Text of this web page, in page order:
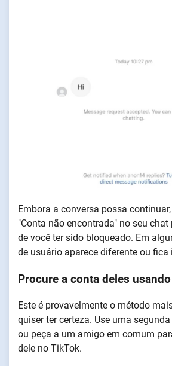
Embora a conversa possa
"Conta não encontrada" no seu
de você ter sido bloqueado. Em
de usuário aparece diferente ou fica
Procure a conta deles
Este é provavelmente o método
quiser ter certeza. Use uma
ou peça a um amigo em comum
dele no TikTok.